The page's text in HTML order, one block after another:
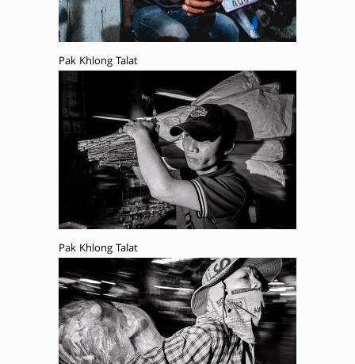
Pak Khlong Talat
Pak Khlong Talat